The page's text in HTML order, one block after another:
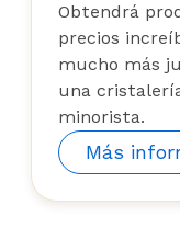
Obtendrá
precios
mucho más
una
minorista.
Más